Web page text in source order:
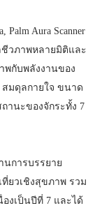
Aura Scanner
ชีวภาพหลายมิติและ
พกับพลังงานของ
มดุลกายใจ ขนาด
านะของจักระทั้ง 7
านการบรรยาย
ยวเชิงสุขภาพ รวม
องเป็นปีที่ 7 และได้